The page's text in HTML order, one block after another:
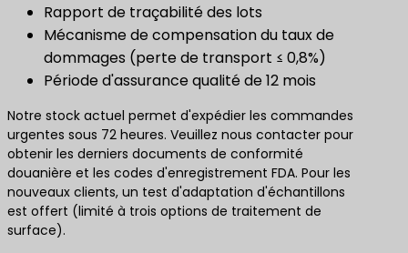
Rapport de traçabilité des lots
Mécanisme de compensation du taux de
dommages (perte de transport ≤ 0,8%)
Période d'assurance qualité de 12 mois
Notre stock actuel permet d'expédier les commandes
urgentes sous 72 heures. Veuillez nous contacter pour
obtenir les derniers documents de conformité
douanière et les codes d'enregistrement FDA. Pour les
nouveaux clients, un test d'adaptation d'échantillons
est offert (limité à trois options de traitement de
surface).